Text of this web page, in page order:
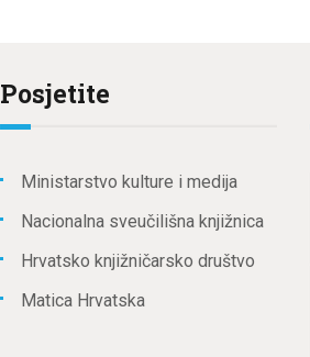
Posjetite
Ministarstvo kulture i medija
Nacionalna sveučilišna knjižnica
Hrvatsko knjižničarsko društvo
Matica Hrvatska